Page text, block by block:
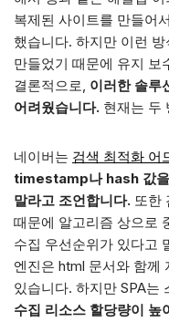
복제된 사이트를 만들어
했습니다. 하지만 이런
만들었기 때문에 유지 보
결론적으로, 이러한 솔루
어려웠습니다. 현재는 두
네이버는 검색 최적화 어
timestamp나 hash 값을
말라고 조언합니다. 또한
때문에 알고리즘 상으로
수집 우선순위가 있다고
엔진은 html 문서와 함께
있습니다. 하지만 SPA는
수집 리소스 할당량이 높